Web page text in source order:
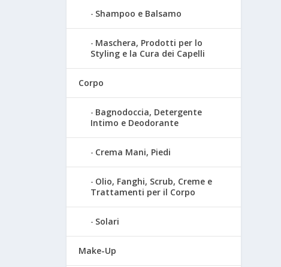
Shampoo e Balsamo
Maschera, Prodotti per lo
Styling e la Cura dei Capelli
Corpo
Bagnodoccia, Detergente
Intimo e Deodorante
Crema Mani, Piedi
Olio, Fanghi, Scrub, Creme e
Trattamenti per il Corpo
Solari
Make-Up